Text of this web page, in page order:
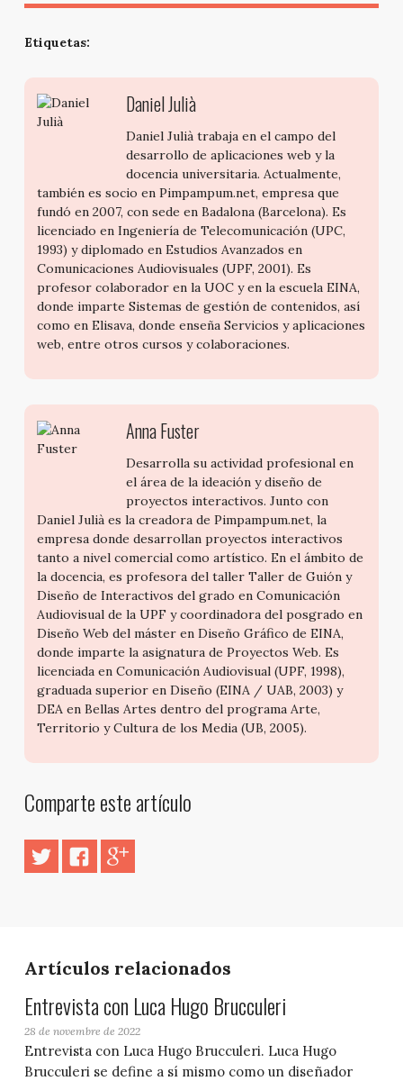
Etiquetas:
Daniel Julià
Daniel Julià trabaja en el campo del
desarrollo de aplicaciones web y la
docencia universitaria. Actualmente,
también es socio en Pimpampum.net, empresa que
fundó en 2007, con sede en Badalona (Barcelona). Es
licenciado en Ingeniería de Telecomunicación (UPC,
1993) y diplomado en Estudios Avanzados en
Comunicaciones Audiovisuales (UPF, 2001). Es
profesor colaborador en la UOC y en la escuela EINA,
donde imparte Sistemas de gestión de contenidos, así
como en Elisava, donde enseña Servicios y aplicaciones
web, entre otros cursos y colaboraciones.
Anna Fuster
Desarrolla su actividad profesional en
el área de la ideación y diseño de
proyectos interactivos. Junto con
Daniel Julià es la creadora de Pimpampum.net, la
empresa donde desarrollan proyectos interactivos
tanto a nivel comercial como artístico. En el ámbito de
la docencia, es profesora del taller Taller de Guión y
Diseño de Interactivos del grado en Comunicación
Audiovisual de la UPF y coordinadora del posgrado en
Diseño Web del máster en Diseño Gráfico de EINA,
donde imparte la asignatura de Proyectos Web. Es
licenciada en Comunicación Audiovisual (UPF, 1998),
graduada superior en Diseño (EINA / UAB, 2003) y
DEA en Bellas Artes dentro del programa Arte,
Territorio y Cultura de los Media (UB, 2005).
Comparte este artículo
Artículos relacionados
Entrevista con Luca Hugo Brucculeri
28 de novembre de 2022
Entrevista con Luca Hugo Brucculeri. Luca Hugo
Brucculeri se define a sí mismo como un diseñador